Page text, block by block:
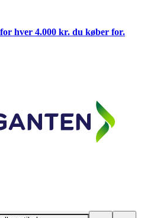
hver 4.000 kr. du køber for.